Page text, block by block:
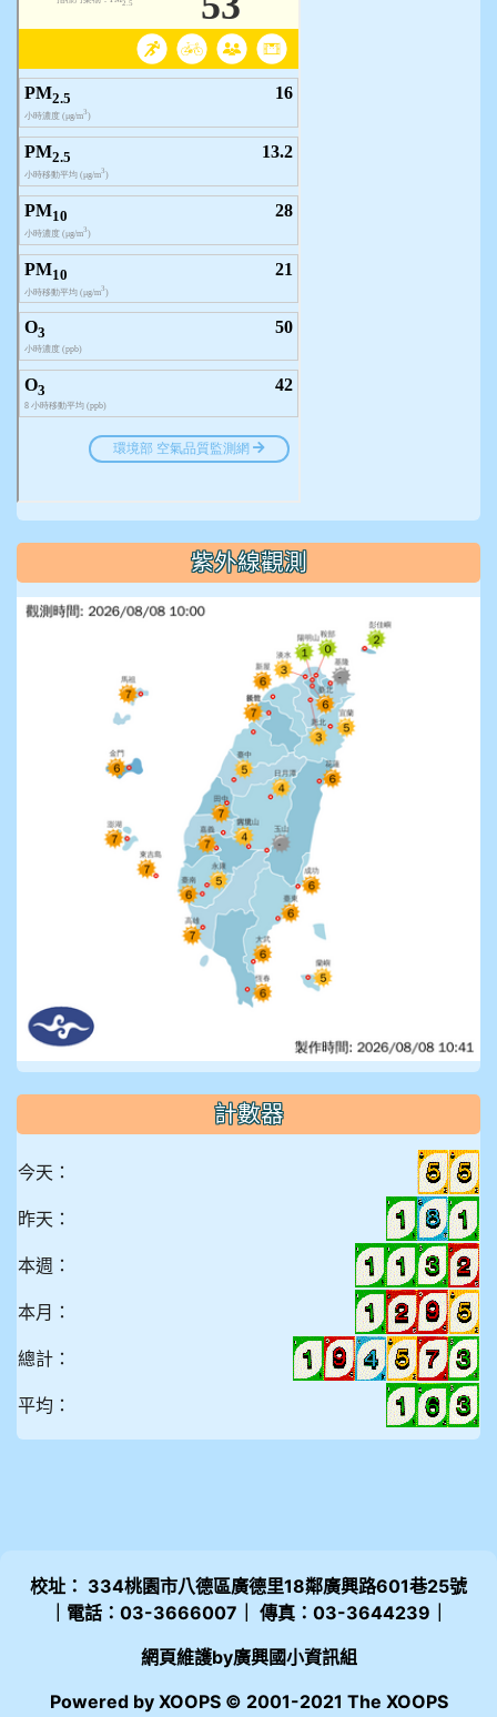
紫外線觀測
計數器
今天：
昨天：
本週：
本月：
總計：
平均：
校址： 334桃園市八德區廣德里18鄰廣興路601巷25號
｜電話：03-3666007｜ 傳真：03-3644239｜
網頁維護by廣興國小資訊組
Powered by XOOPS © 2001-2021 The XOOPS